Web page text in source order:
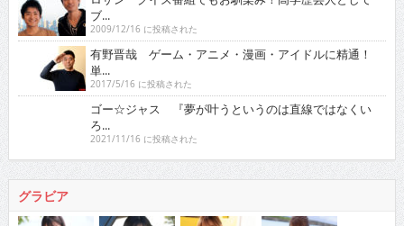
有野晋哉 ゲーム・アニメ・漫画・アイドルに精通！
単...
2017/5/16 に投稿された
ゴー☆ジャス 『夢が叶うというのは直線ではなくい
ろ...
2021/11/16 に投稿された